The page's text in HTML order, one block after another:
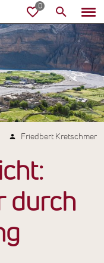
Friedbert Kretschmer
durch